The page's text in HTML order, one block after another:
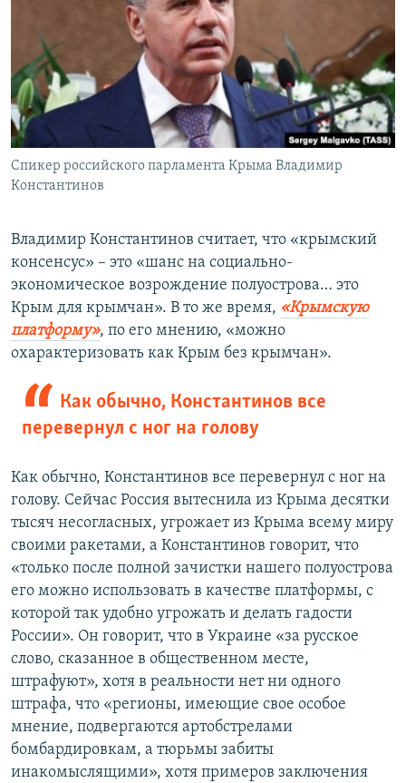
Спикер российского парламента Крыма Владимир
Константинов
Владимир Константинов считает, что «крымский
консенсус» – это «шанс на социально-
экономическое возрождение полуострова… это
Крым для крымчан». В то же время, «Крымскую
платформу», по его мнению, «можно
охарактеризовать как Крым без крымчан».
Как обычно, Константинов все
перевернул с ног на голову
Как обычно, Константинов все перевернул с ног на
голову. Сейчас Россия вытеснила из Крыма десятки
тысяч несогласных, угрожает из Крыма всему миру
своими ракетами, а Константинов говорит, что
«только после полной зачистки нашего полуострова
его можно использовать в качестве платформы, с
которой так удобно угрожать и делать гадости
России». Он говорит, что в Украине «за русское
слово, сказанное в общественном месте,
штрафуют», хотя в реальности нет ни одного
штрафа, что «регионы, имеющие свое особое
мнение, подвергаются артобстрелами
бомбардировкам, а тюрьмы забиты
инакомыслящими», хотя примеров заключения